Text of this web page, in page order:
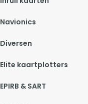
Navionics
Diversen
Elite kaartplotters
EPIRB & SART